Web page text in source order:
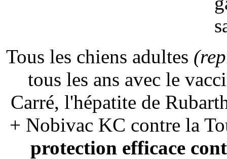
Tous les chiens adultes
tous les ans avec le
Carré, l'hépatite de
+ Nobivac KC contre la
protection efficace